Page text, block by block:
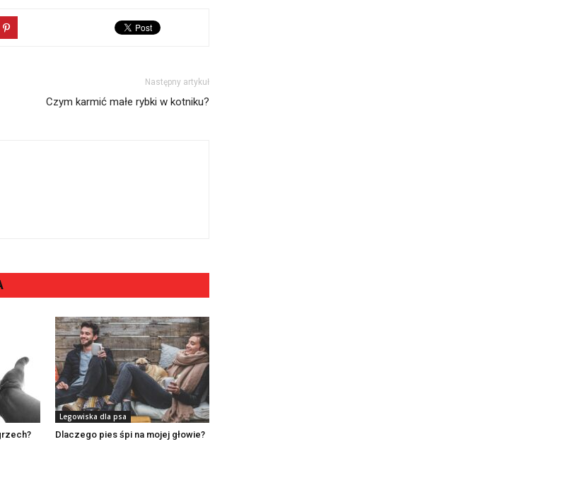
Następny artykuł
Czym karmić małe rybki w kotniku?
Legowiska dla psa
Dlaczego pies śpi na mojej głowie?